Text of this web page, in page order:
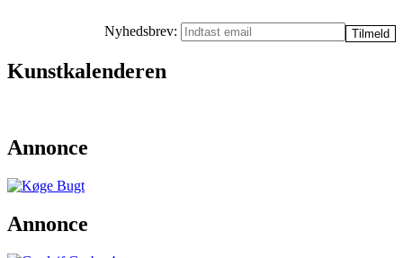
Nyhedsbrev:
Kunstkalenderen
Annonce
Annonce